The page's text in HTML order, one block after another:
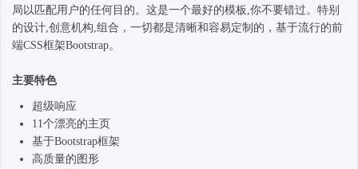
局以匹配用户的任何目的。这是一个最好的模板,你不要错过。特别
的设计,创意机构,组合，一切都是清晰和容易定制的，基于流行的前
端CSS框架Bootstrap。
主要特色
超级响应
11个漂亮的主页
基于Bootstrap框架
高质量的图形